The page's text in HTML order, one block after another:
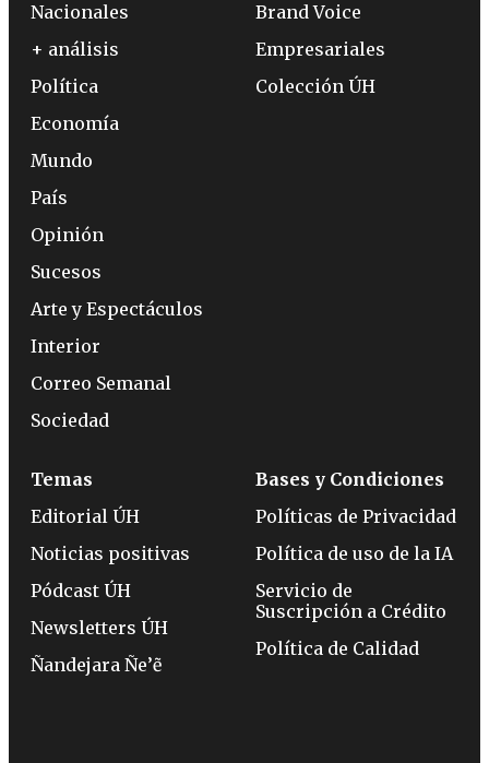
Nacionales
+ análisis
Política
Economía
Mundo
País
Opinión
Sucesos
Arte y Espectáculos
Interior
Correo Semanal
Sociedad
Brand Voice
Empresariales
Colección ÚH
Temas
Editorial ÚH
Noticias positivas
Pódcast ÚH
Newsletters ÚH
Ñandejara Ñe’ẽ
Bases y Condiciones
Políticas de Privacidad
Política de uso de la IA
Servicio de
Suscripción a Crédito
Política de Calidad